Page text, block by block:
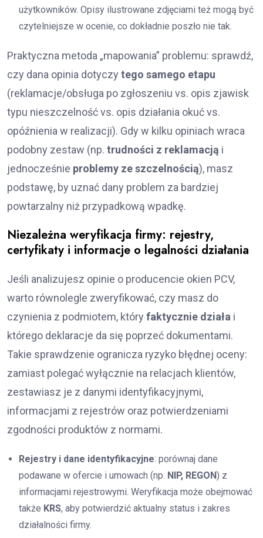
użytkowników. Opisy ilustrowane zdjęciami też mogą być
czytelniejsze w ocenie, co dokładnie poszło nie tak.
Praktyczna metoda „mapowania” problemu: sprawdź,
czy dana opinia dotyczy tego samego etapu
(reklamacje/obsługa po zgłoszeniu vs. opis zjawisk
typu nieszczelność vs. opis działania okuć vs.
opóźnienia w realizacji). Gdy w kilku opiniach wraca
podobny zestaw (np. trudności z reklamacją i
jednocześnie problemy ze szczelnością), masz
podstawę, by uznać dany problem za bardziej
powtarzalny niż przypadkową wpadkę.
Niezależna weryfikacja firmy: rejestry,
certyfikaty i informacje o legalności działania
Jeśli analizujesz opinie o producencie okien PCV,
warto równolegle zweryfikować, czy masz do
czynienia z podmiotem, który faktycznie działa i
którego deklaracje da się poprzeć dokumentami.
Takie sprawdzenie ogranicza ryzyko błędnej oceny:
zamiast polegać wyłącznie na relacjach klientów,
zestawiasz je z danymi identyfikacyjnymi,
informacjami z rejestrów oraz potwierdzeniami
zgodności produktów z normami.
Rejestry i dane identyfikacyjne: porównaj dane
podawane w ofercie i umowach (np. NIP, REGON) z
informacjami rejestrowymi. Weryfikacja może obejmować
także KRS, aby potwierdzić aktualny status i zakres
działalności firmy.